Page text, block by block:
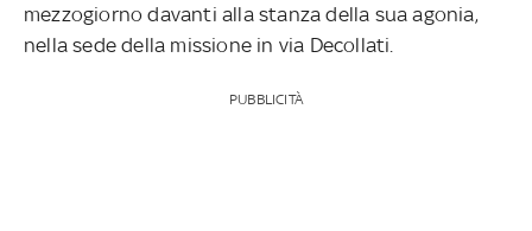
mezzogiorno davanti alla stanza della sua agonia,
nella sede della missione in via Decollati.
PUBBLICITÀ